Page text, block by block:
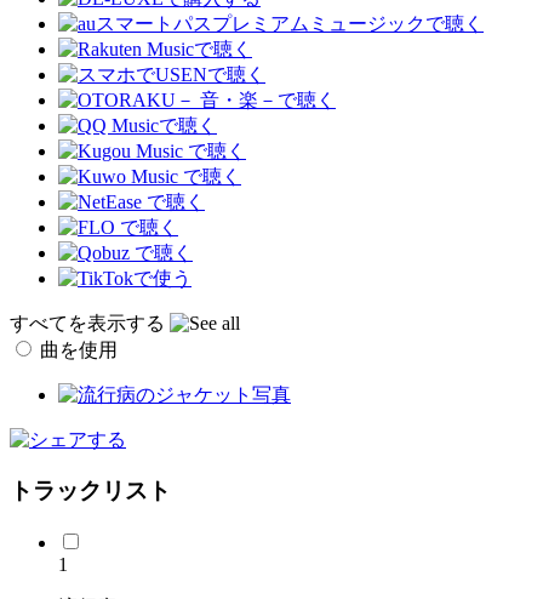
すべてを表示する
曲を使用
トラックリスト
1